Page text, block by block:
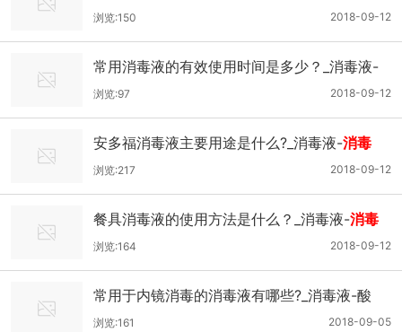
毒剂-苯酚- 2018-09-12
浏览:150
常用消毒液的有效使用时间是多少？_消毒液-
消毒剂
2018-09-12
浏览:97
安多福消毒液主要用途是什么?_消毒液-消毒
剂-杀菌- 2018-09-12
浏览:217
餐具消毒液的使用方法是什么？_消毒液-消毒
剂-杀灭- 2018-09-12
浏览:164
常用于内镜消毒的消毒液有哪些?_消毒液-酸
化-消毒剂 2018-09-05
浏览:161